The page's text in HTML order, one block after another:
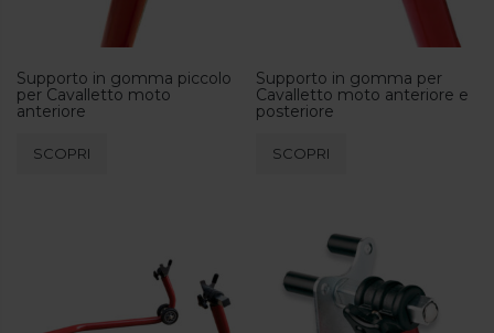
Supporto in gomma piccolo
per Cavalletto moto
anteriore
SCOPRI
Supporto in gomma per
Cavalletto moto anteriore e
posteriore
SCOPRI